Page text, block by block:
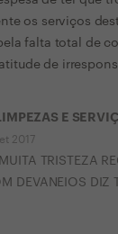
os serviços
falta total de
de
E
2017
TRISTEZA
DEVANEIOS DIZ